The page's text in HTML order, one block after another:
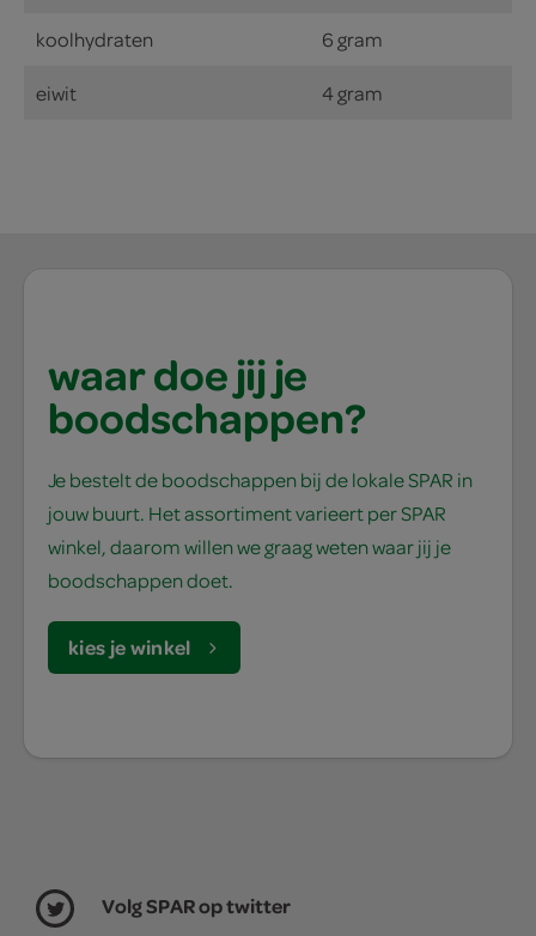
koolhydraten 6 gram
eiwit 4 gram
waar doe jij je
boodschappen?
Je bestelt de boodschappen bij de lokale SPAR in
jouw buurt. Het assortiment varieert per SPAR
winkel, daarom willen we graag weten waar jij je
boodschappen doet.
kies je winkel
Volg SPAR op twitter